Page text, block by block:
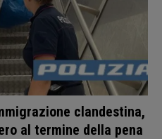
clandestina,
al termine della pena